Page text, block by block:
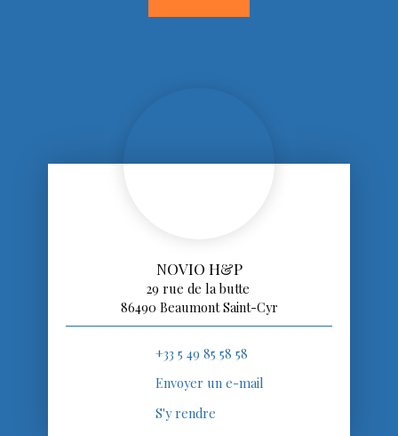
NOVIO H&P
29 rue de la butte
86490 Beaumont Saint-Cyr
+33 5 49 85 58 58
Envoyer un e-mail
S'y rendre